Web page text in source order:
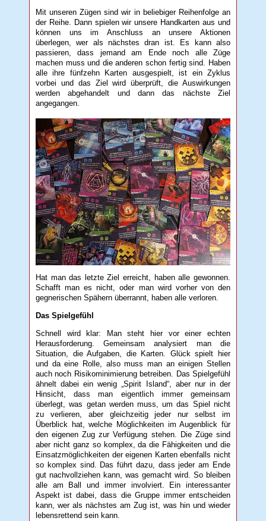
Mit unseren Zügen sind wir in beliebiger Reihenfolge an
der Reihe. Dann spielen wir unsere Handkarten aus und
können uns im Anschluss an unsere Aktionen
überlegen, wer als nächstes dran ist. Es kann also
passieren, dass jemand am Ende noch alle Züge
machen muss und die anderen schon fertig sind. Haben
alle ihre fünfzehn Karten ausgespielt, ist ein Zyklus
vorbei und das Ziel wird überprüft, die Auswirkungen
werden abgehandelt und dann das nächste Ziel
angegangen.
Hat man das letzte Ziel erreicht, haben alle gewonnen.
Schafft man es nicht, oder man wird vorher von den
gegnerischen Spähern überrannt, haben alle verloren.
Das Spielgefühl
Schnell wird klar: Man steht hier vor einer echten
Herausforderung. Gemeinsam analysiert man die
Situation, die Aufgaben, die Karten. Glück spielt hier
und da eine Rolle, also muss man an einigen Stellen
auch noch Risikominimierung betreiben. Das Spielgefühl
ähnelt dabei ein wenig „Spirit Island“, aber nur in der
Hinsicht, dass man eigentlich immer gemeinsam
überlegt, was getan werden muss, um das Spiel nicht
zu verlieren, aber gleichzeitig jeder nur selbst im
Überblick hat, welche Möglichkeiten im Augenblick für
den eigenen Zug zur Verfügung stehen. Die Züge sind
aber nicht ganz so komplex, da die Fähigkeiten und die
Einsatzmöglichkeiten der eigenen Karten ebenfalls nicht
so komplex sind. Das führt dazu, dass jeder am Ende
gut nachvollziehen kann, was gemacht wird. So bleiben
alle am Ball und immer involviert. Ein interessanter
Aspekt ist dabei, dass die Gruppe immer entscheiden
kann, wer als nächstes am Zug ist, was hin und wieder
lebensrettend sein kann.